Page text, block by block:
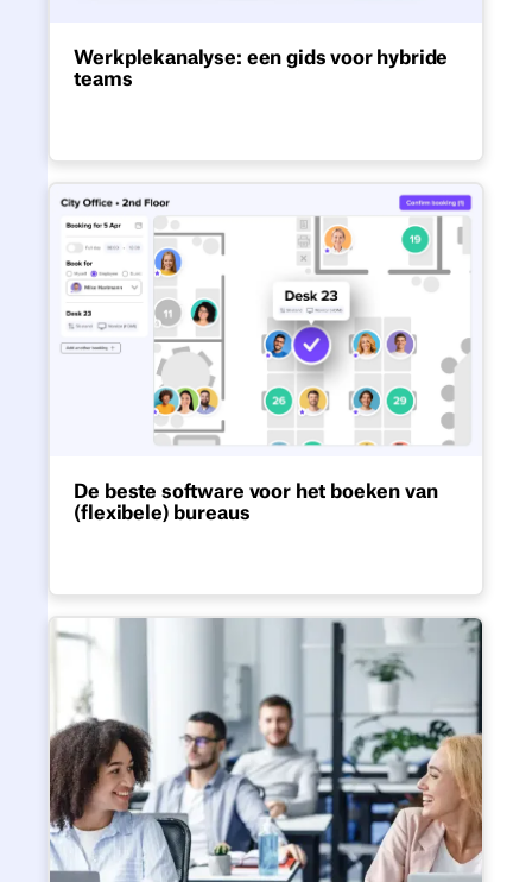
Werkplekanalyse: een gids voor hybride
teams
De beste software voor het
De beste software voor het boeken van
(flexibele) bureaus
en bekijk welke functies echt van belang
zijn voor het succes ervan.Alternatieven voor het